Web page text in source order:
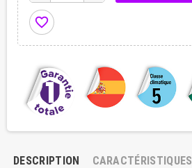
favorite_border
DESCRIPTION
CARACTÉRISTIQUES